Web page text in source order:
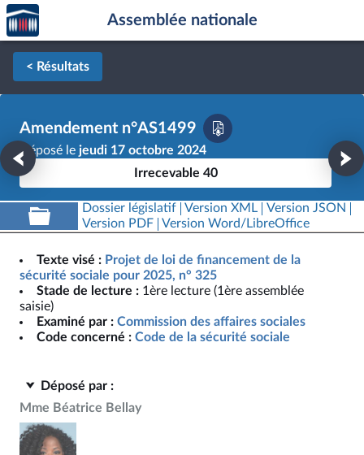
Aller au contenu
Aller en bas de la page
Accèder
à la
page
d'accueil
Assemblée nationale
< Résultats
Amendement n°AS1499
Déposé le jeudi 17 octobre 2024
Irrecevable 40
Dossier législatif Version XML
Version JSON
Version PDF
Version Word/LibreOffice
Texte visé : Projet de loi de financement de la
sécurité sociale pour 2025, n° 325
Stade de lecture : 1ère lecture (1ère assemblée
saisie)
Examiné par : Commission des affaires sociales
Code concerné : Code de la sécurité sociale
Déposé par :
Mme Béatrice Bellay